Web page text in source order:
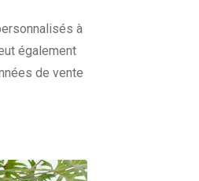
à
également
de vente